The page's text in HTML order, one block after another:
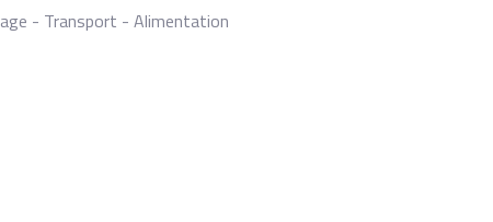
- Transport - Alimentation